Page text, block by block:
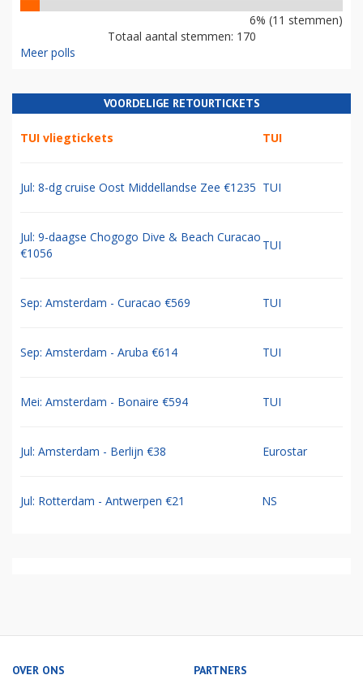
6% (11 stemmen)
Totaal aantal stemmen: 170
Meer polls
VOORDELIGE RETOURTICKETS
TUI vliegtickets TUI
Jul: 8-dg cruise Oost Middellandse Zee €1235 TUI
Jul: 9-daagse Chogogo Dive & Beach Curacao
€1056
TUI
Sep: Amsterdam - Curacao €569 TUI
Sep: Amsterdam - Aruba €614 TUI
Mei: Amsterdam - Bonaire €594 TUI
Jul: Amsterdam - Berlijn €38 Eurostar
Jul: Rotterdam - Antwerpen €21 NS
OVER ONS PARTNERS